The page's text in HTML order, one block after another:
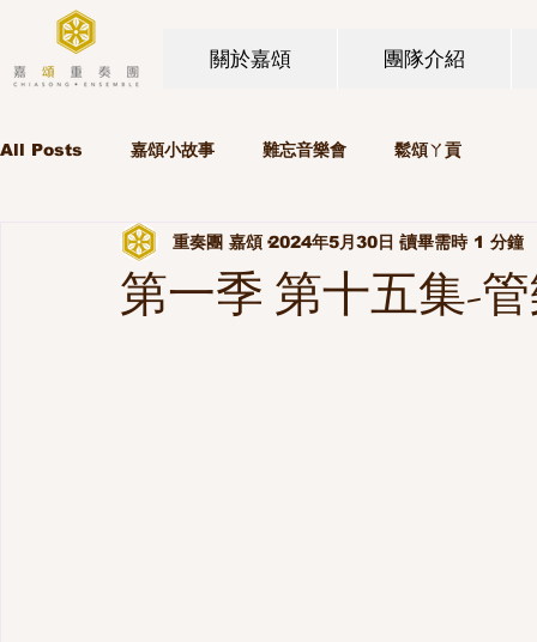
關於嘉頌 團隊介紹
All Posts 嘉頌小故事 難忘音樂會 鬆頌ㄚ貢
第一季 第十五集-
重奏團 嘉頌 2024年5月30日 讀畢需時 1 分鐘